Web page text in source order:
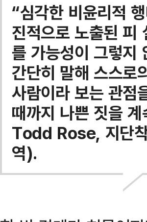
“심각한 비윤리적
진적으로 노출된 피
를 가능성이 그렇지
간단히 말해 스스로
사람이라 보는 관점
때까지 나쁜 짓을
Todd Rose, 지단
역).